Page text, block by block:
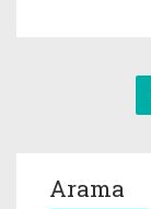
Arama